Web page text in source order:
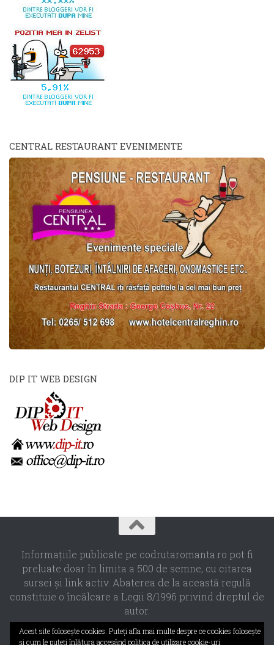
CENTRAL RESTAURANT EVENIMENTE
DIP IT WEB DESIGN
Informaţiile publicate pe codrutaromanta.ro pot fi
preluate doar în limita a 500 de semne, cu citarea
sursei şi link activ. Abaterea de la această regulă
constituie o încălcare a Legii 8/1996 privind dreptul de
autor.
Propulsat de - Designed with theHueman theme
Acest site foloseşte cookies. Puteţi afla mai multe despre ce cookies foloseşte
şi cum le puteţi înlătura accesând politica de utilizare cookie-uri